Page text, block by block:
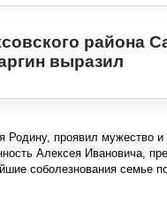
района
выразил
Родину, проявил мужество и
Алексея Ивановича,
соболезнования семье